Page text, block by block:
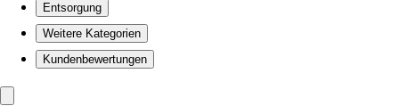
Entsorgung
Weitere Kategorien
Kundenbewertungen